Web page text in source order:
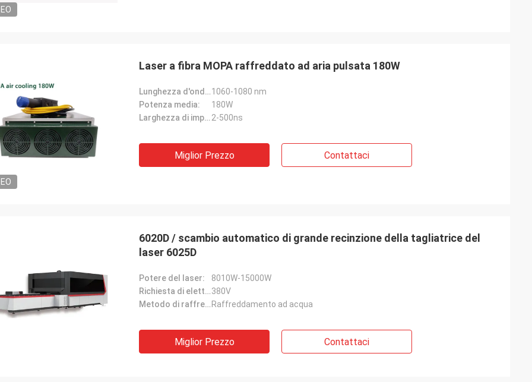
Laser a fibra MOPA raffreddato ad aria pulsata 180W
Lunghezza d'onda centrale:1060-1080 nm
Potenza media:
180W
Larghezza di impulso: 2-500ns
Miglior Prezzo Contattaci
6020D / scambio automatico di grande recinzione della tagliatrice del
laser 6025D
Potere del laser:
8010W-15000W
Richiesta di elettricità:380V
Metodo di raffreddamento: Raffreddamento ad acqua
Miglior Prezzo Contattaci